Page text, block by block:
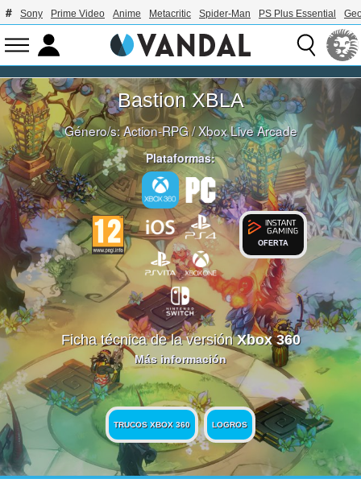
Sony Prime Video Anime Metacritic Spider-Man PS Plus Essential
Bastion XBLA
Género/s:Action-RPG/Xbox Live Arcade
Plataformas:
OFERTA
Ficha técnica de la versiónXbox 360
Más información
TRUCOS XBOX 360 LOGROS